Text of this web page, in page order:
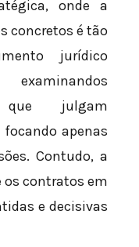
onde a
concretos é tão
jurídico
que julgam
apenas
Contudo, a
os contratos em
e decisivas